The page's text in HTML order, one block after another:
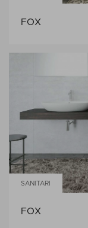
FOX
SANITARI
FOX